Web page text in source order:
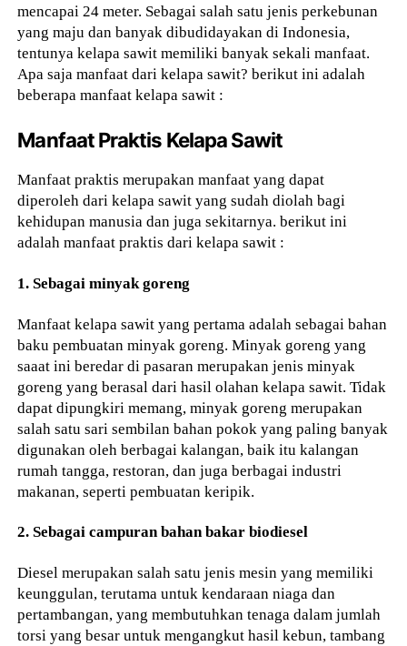
mencapai 24 meter. Sebagai salah satu jenis perkebunan
yang maju dan banyak dibudidayakan di Indonesia,
tentunya kelapa sawit memiliki banyak sekali manfaat.
Apa saja manfaat dari kelapa sawit? berikut ini adalah
beberapa manfaat kelapa sawit :
Manfaat Praktis Kelapa Sawit
Manfaat praktis merupakan manfaat yang dapat
diperoleh dari kelapa sawit yang sudah diolah bagi
kehidupan manusia dan juga sekitarnya. berikut ini
adalah manfaat praktis dari kelapa sawit :
1. Sebagai minyak goreng
Manfaat kelapa sawit yang pertama adalah sebagai bahan
baku pembuatan minyak goreng. Minyak goreng yang
saaat ini beredar di pasaran merupakan jenis minyak
goreng yang berasal dari hasil olahan kelapa sawit. Tidak
dapat dipungkiri memang, minyak goreng merupakan
salah satu sari sembilan bahan pokok yang paling banyak
digunakan oleh berbagai kalangan, baik itu kalangan
rumah tangga, restoran, dan juga berbagai industri
makanan, seperti pembuatan keripik.
2. Sebagai campuran bahan bakar biodiesel
Diesel merupakan salah satu jenis mesin yang memiliki
keunggulan, terutama untuk kendaraan niaga dan
pertambangan, yang membutuhkan tenaga dalam jumlah
torsi yang besar untuk mengangkut hasil kebun, tambang